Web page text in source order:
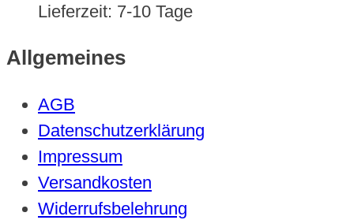
Lieferzeit: 7-10 Tage
Allgemeines
AGB
Datenschutzerklärung
Impressum
Versandkosten
Widerrufsbelehrung